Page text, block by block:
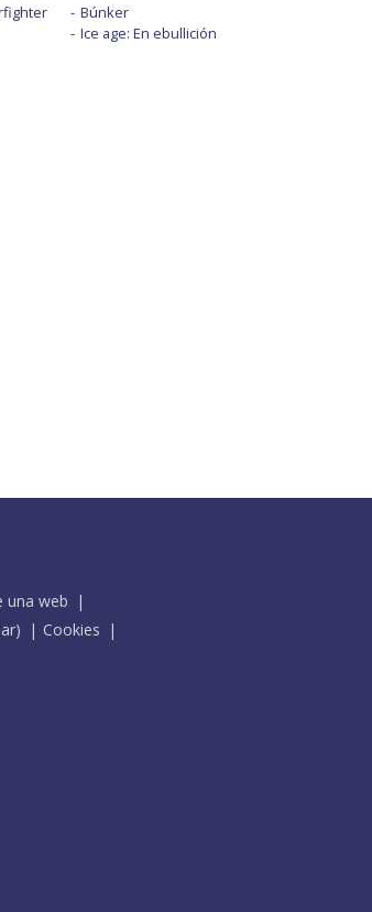
Búnker
Ice age: En ebullición
una web
)
Cookies